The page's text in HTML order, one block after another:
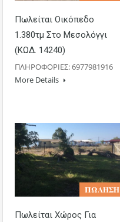
Πωλείται Οικόπεδο
1.380τμ Στο Μεσολόγγι
(ΚΩΔ. 14240)
ΠΛΗΡΟΦΟΡΙΕΣ: 6977981916
More Details
𝚷𝛀𝚲𝚮𝚺𝚮
Πωλείται Χώρος Για